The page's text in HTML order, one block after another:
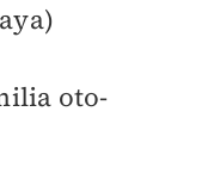
oto-